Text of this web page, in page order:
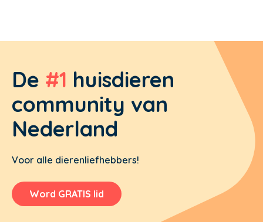
De #1 huisdieren
community van
Nederland
Voor alle dierenliefhebbers!
Word GRATIS lid